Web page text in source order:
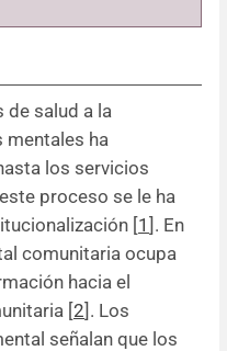
de salud a la
mentales ha
los servicios
proceso se le ha
[1 ]. En
comunitaria ocupa
hacia el
[2]. Los
señalan que los